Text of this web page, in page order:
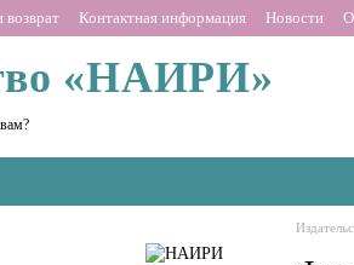
Контактная информация Новости
«НАИРИ»